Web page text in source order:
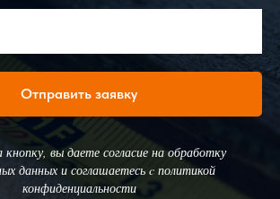
Отправить заявку
вы даете согласие на обработку
данных и соглашаетесь c политикой
конфиденциальности